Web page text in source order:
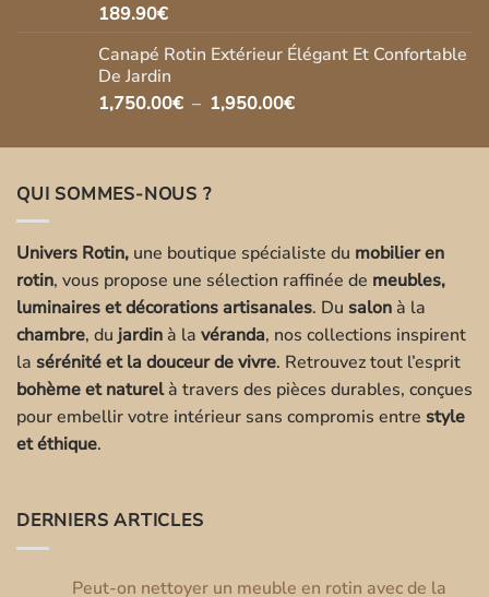
189.90€
Canapé Rotin Extérieur Élégant Et Confortable
De Jardin
1,750.00€ – 1,950.00€Plage
prix :
QUI SOMMES-NOUS ?
Univers Rotin, une boutique spécialiste du mobilier en
rotin, vous propose une sélection raffinée de meubles,
luminaires et décorations artisanales. Du salon à la
chambre, du jardin à la véranda, nos collections inspirent
la sérénité et la douceur de vivre. Retrouvez tout l’esprit
bohème et naturelà travers des pièces durables, conçues
pour embellir votre intérieur sans compromis entre style
et éthique.
DERNIERS ARTICLES
Peut-on nettoyer un meuble en rotin avec de la